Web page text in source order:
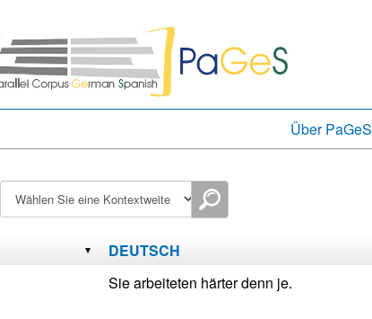
Über PaGeS
DEUTSCH
Sie arbeiteten härter denn je.